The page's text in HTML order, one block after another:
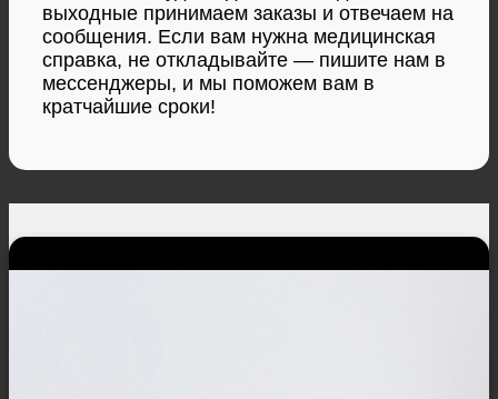
выходные принимаем заказы и отвечаем на
сообщения. Если вам нужна медицинская
справка, не откладывайте — пишите нам в
мессенджеры, и мы поможем вам в
кратчайшие сроки!